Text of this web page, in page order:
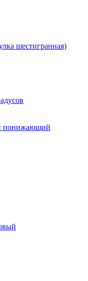
шестигранная)
понижающий